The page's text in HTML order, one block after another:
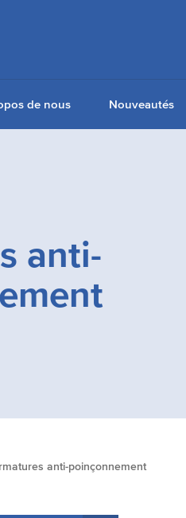
de nous Nouveautés
anti-
anti-poinçonnement